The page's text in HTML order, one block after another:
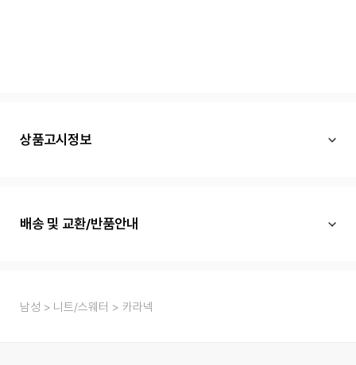
상품고시정보
배송 및 교환/반품안내
남성 니트/스웨터 카라넥